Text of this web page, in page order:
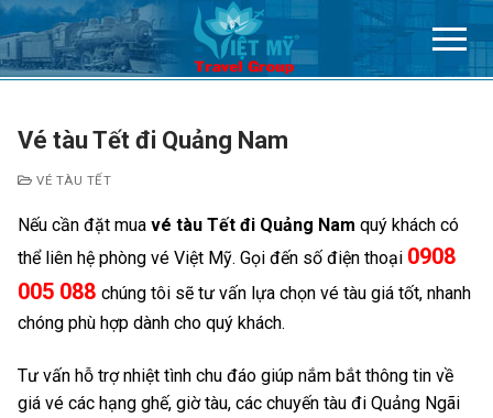
Chuyển
đến
nội
Vé tàu Tết đi Quảng Nam
VÉ TÀU TẾT
Nếu cần đặt mua vé tàu Tết đi Quảng Nam quý khách có
thể liên hệ phòng vé Việt Mỹ. Gọi đến số điện thoại 0908
005 088 chúng tôi sẽ tư vấn lựa chọn vé tàu giá tốt, nhanh
chóng phù hợp dành cho quý khách.
Tư vấn hỗ trợ nhiệt tình chu đáo giúp nắm bắt thông tin về
giá vé các hạng ghế, giờ tàu, các chuyến tàu đi Quảng Ngãi